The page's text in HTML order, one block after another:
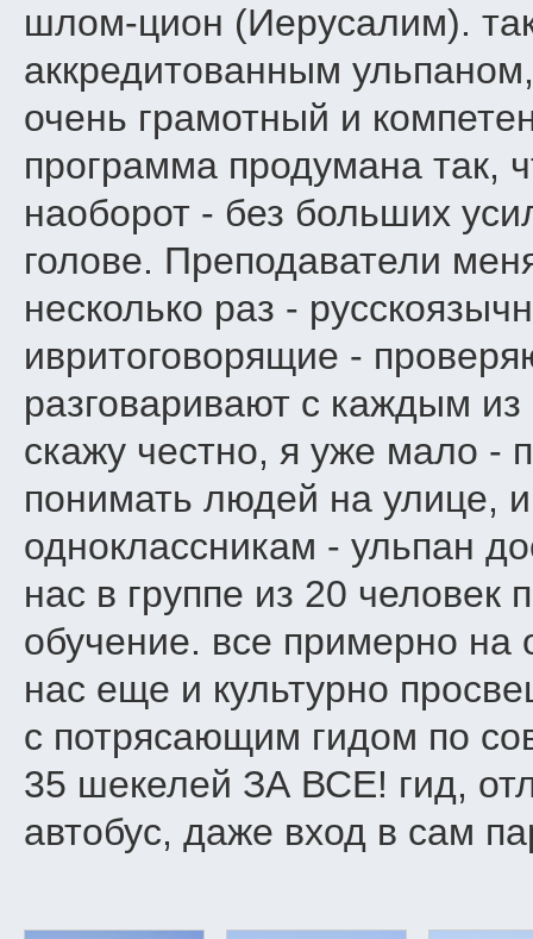
шлом-цион (Иерусалим).
аккредитованным
очень грамотный и
программа продумана так,
наоборот - без больших
голове. Преподаватели
несколько раз -
ивритоговорящие -
разговаривают с каждым
скажу честно, я уже мало -
понимать людей на улице,
одноклассникам - ульпан
нас в группе из 20 человек
обучение. все примерно
нас еще и культурно
с потрясающим гидом по
35 шекелей ЗА ВСЕ! гид,
автобус, даже вход в сам